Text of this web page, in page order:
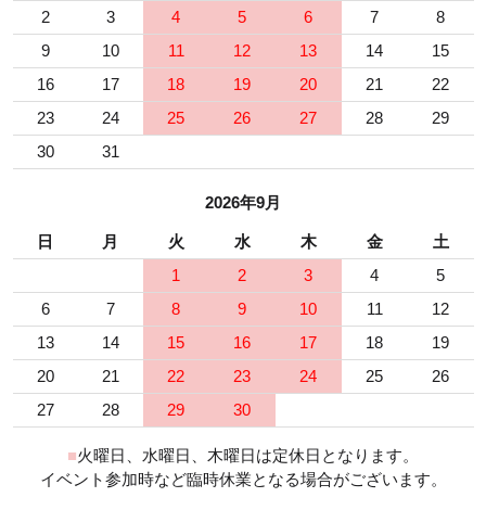
2
3 4 5 6 7
8
9
10 11 12 13 14
15
16
17 18 19 20 21
22
23
24 25 26 27 28
29
30
31
2026年9月
日 月 火 水 木 金
土
1
2 3 4
5
6
7 8 9 10 11
12
13
14 15 16 17 18
19
20
21 22 23 24 25
26
27
28 29 30
■火曜日、水曜日、木曜日は定休日となります。
イベント参加時など臨時休業となる場合がございます。